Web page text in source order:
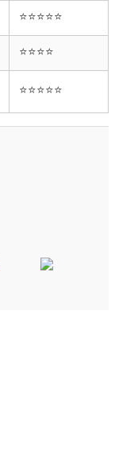
⭐⭐⭐⭐⭐
⭐⭐⭐⭐
⭐⭐⭐⭐⭐